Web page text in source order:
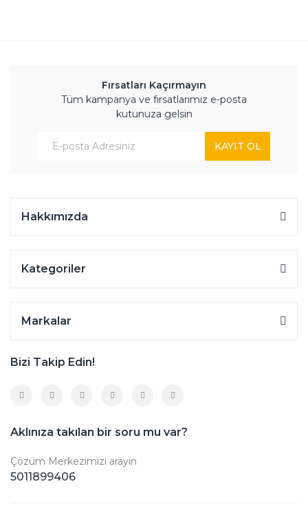
Fırsatları Kaçırmayın
Tüm kampanya ve fırsatlarımız e-posta
kutunuza gelsin
KAYIT OL
Hakkımızda
Kategoriler
Markalar
Bizi Takip Edin!
Aklınıza takılan bir soru mu var?
Çözüm Merkezimizi arayın
5011899406